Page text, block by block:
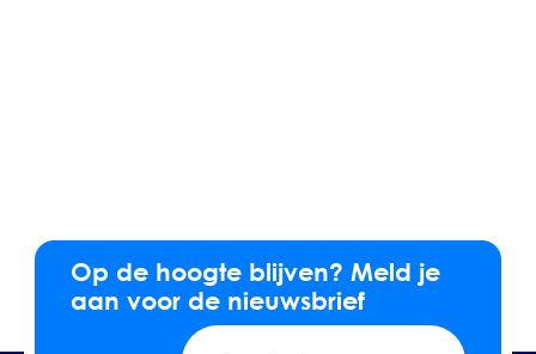
Op de hoogte blijven? Meld je
aan voor de nieuwsbrief
E-